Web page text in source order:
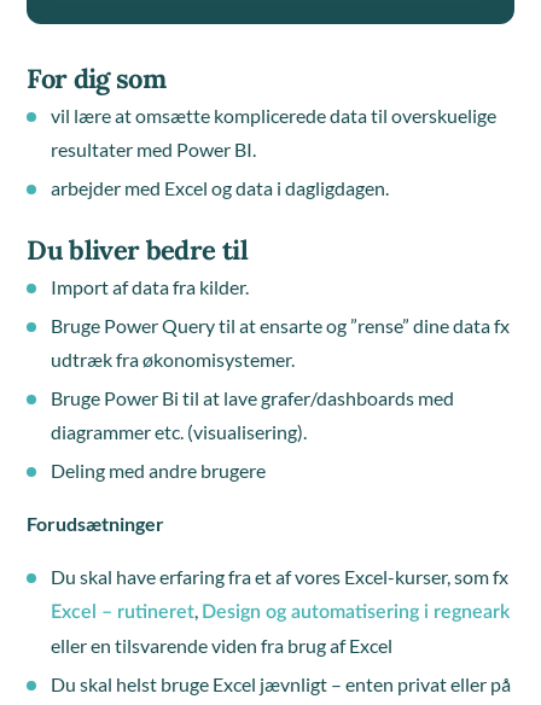
For dig som
vil lære at omsætte komplicerede data til overskuelige
resultater med Power BI.
arbejder med Excel og data i dagligdagen.
Du bliver bedre til
Import af data fra kilder.
Bruge Power Query til at ensarte og ”rense” dine data fx
udtræk fra økonomisystemer.
Bruge Power Bi til at lave grafer/dashboards med
diagrammer etc. (visualisering).
Deling med andre brugere
Forudsætninger
Du skal have erfaring fra et af vores Excel-kurser, som fx
Excel – rutineret, Design og automatisering i regneark
eller en tilsvarende viden fra brug af Excel
Du skal helst bruge Excel jævnligt – enten privat eller på